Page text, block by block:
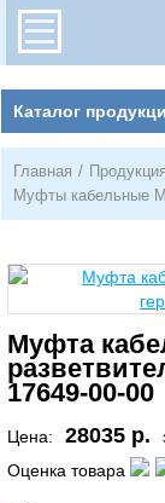
Каталог
Главная / Продукция
Муфты кабельные
Муфта
17649-00-00
Цена: 28035 р.
Оценка товара